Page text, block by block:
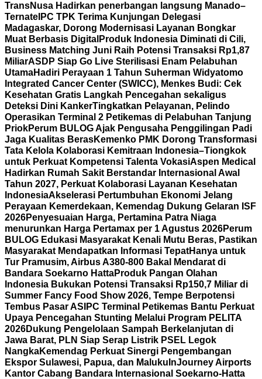
TransNusa Hadirkan penerbangan langsung Manado–
Ternate IPC TPK Terima Kunjungan Delegasi
Madagaskar, Dorong Modernisasi Layanan Bongkar
Muat Berbasis Digital Produk Indonesia Diminati di Cili,
Business Matching Juni Raih Potensi Transaksi Rp1,87
MiliarASDP Siap Go Live Sterilisasi Enam Pelabuhan
UtamaHadiri Perayaan 1 Tahun Suherman Widyatomo
Integrated Cancer Center (SWICC), Menkes Budi: Cek
Kesehatan Gratis Langkah Pencegahan sekaligus
Deteksi Dini KankerTingkatkan Pelayanan, Pelindo
Operasikan Terminal 2 Petikemas di Pelabuhan Tanjung
PriokPerum BULOG Ajak Pengusaha Penggilingan Padi
Jaga Kualitas BerasKemenko PMK Dorong Transformasi
Tata Kelola Kolaborasi Kemitraan Indonesia–Tiongkok
untuk Perkuat Kompetensi Talenta VokasiAspen Medical
Hadirkan Rumah Sakit Berstandar Internasional Awal
Tahun 2027, Perkuat Kolaborasi Layanan Kesehatan
IndonesiaAkselerasi Pertumbuhan Ekonomi Jelang
Perayaan Kemerdekaan, Kemendag Dukung Gelaran ISF
2026Penyesuaian Harga, Pertamina Patra Niaga
menurunkan Harga Pertamax per 1 Agustus 2026Perum
BULOG Edukasi Masyarakat Kenali Mutu Beras, Pastikan
Masyarakat Mendapatkan Informasi TepatHanya untuk
Tur Pramusim, Airbus A380-800 Bakal Mendarat di
Bandara Soekarno HattaProduk Pangan Olahan
Indonesia Bukukan Potensi Transaksi Rp150,7 Miliar di
Summer Fancy Food Show 2026, Tempe Berpotensi
Tembus Pasar AS IPC Terminal Petikemas Bantu Perkuat
Upaya Pencegahan Stunting Melalui Program PELITA
2026Dukung Pengelolaan Sampah Berkelanjutan di
Jawa Barat, PLN Siap Serap Listrik PSEL Legok
NangkaKemendag Perkuat Sinergi Pengembangan
Ekspor Sulawesi, Papua, dan Maluku InJourney Airports
Kantor Cabang Bandara Internasional Soekarno-Hatta